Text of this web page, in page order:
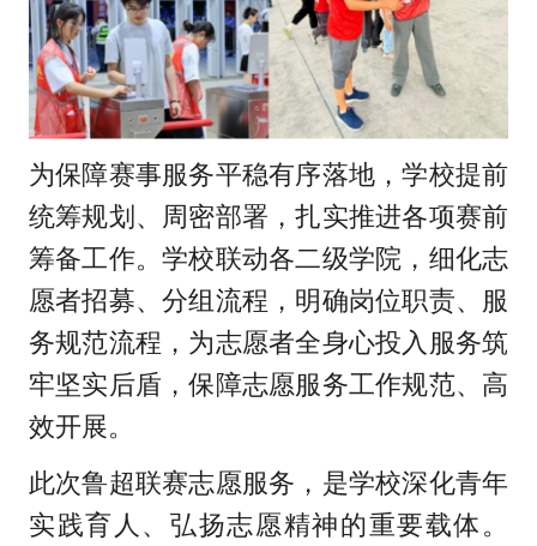
为保障赛事服务平稳有序落地，学校提前
统筹规划、周密部署，扎实推进各项赛前
筹备工作。学校联动各二级学院，细化志
愿者招募、分组流程，明确岗位职责、服
务规范流程，为志愿者全身心投入服务筑
牢坚实后盾，保障志愿服务工作规范、高
效开展。
此次鲁超联赛志愿服务，是学校深化青年
实践育人、弘扬志愿精神的重要载体。